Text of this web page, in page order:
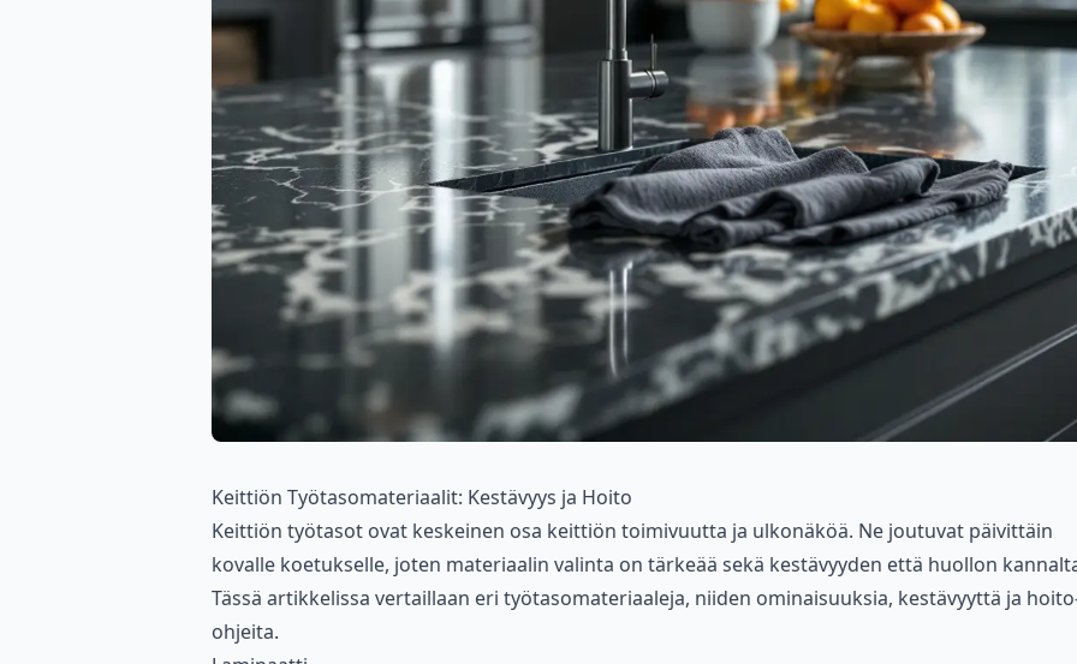
Keittiön Työtasomateriaalit: Kestävyys ja Hoito
Keittiön työtasot ovat keskeinen osa keittiön toimivuutta ja ulkonäköä. Ne joutuvat päivittäin
kovalle koetukselle, joten materiaalin valinta on tärkeää sekä kestävyyden että huollon
Tässä artikkelissa vertaillaan eri työtasomateriaaleja, niiden ominaisuuksia, kestävyyttä ja
ohjeita.